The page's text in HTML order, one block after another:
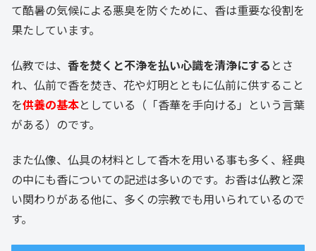
て酷暑の気候による悪臭を防ぐために、香は重要な役割を
果たしています。
仏教では、 香を焚くと不浄を払い心識を清浄にする とさ
れ、仏前で香を焚き、花や灯明とともに仏前に供すること
を供養の基本としている（「香華を手向ける」という言葉
がある）のです。
また仏像、仏具の材料として香木を用いる事も多く、経典
の中にも香についての記述は多いのです。お香は仏教と深
い関わりがある他に、多くの宗教でも用いられているので
す。